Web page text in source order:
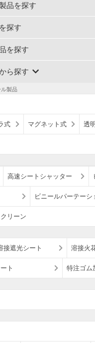
品を探す
探す
を探す
ら探す
ル製品
式 マグネット式 透
高速シートシャッター
ビニールパーテーシ
リーン
接遮光シート 溶接火
ト 特注ゴム